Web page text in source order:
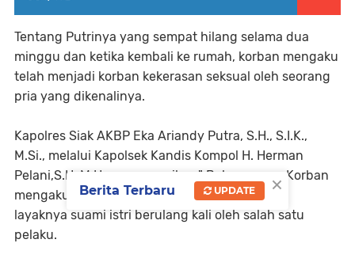
Tentang Putrinya yang sempat hilang selama dua
minggu dan ketika kembali ke rumah, korban mengaku
telah menjadi korban kekerasan seksual oleh seorang
pria yang dikenalinya.
Kapolres Siak AKBP Eka Ariandy Putra, S.H., S.I.K.,
M.Si., melalui Kapolsek Kandis Kompol H. Herman
Pelani,S.H.,M.H menyampaikan," Bahwasanya Korban
mengaku telah dipaksa melakukan hubungan
layaknya suami istri berulang kali oleh salah satu
pelaku.
×
Berita Terbaru UPDATE